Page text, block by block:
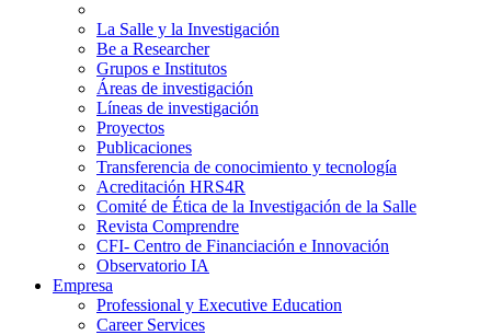
La Salle y la Investigación
Be a Researcher
Grupos e Institutos
Áreas de investigación
Líneas de investigación
Proyectos
Publicaciones
Transferencia de conocimiento y tecnología
Acreditación HRS4R
Comité de Ética de la Investigación de la Salle
Revista Comprendre
CFI- Centro de Financiación e Innovación
Observatorio IA
Empresa
Professional y Executive Education
Career Services